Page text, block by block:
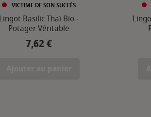
VICTIME DE SON SUCCÈS
Lingot Basilic Thaï Bio -
Potager Véritable
Prix
7,62 €